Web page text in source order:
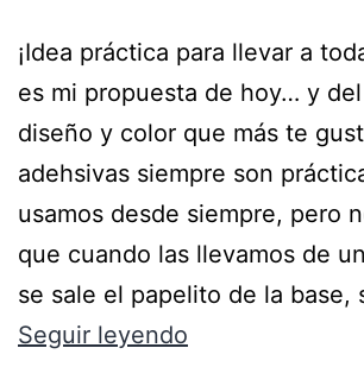
¡Idea práctica para llevar a
es mi propuesta de hoy… y
diseño y color que más te
adehsivas siempre son
usamos desde siempre, pero
que cuando las llevamos de
se sale el papelito de la base,
Seguir leyendo